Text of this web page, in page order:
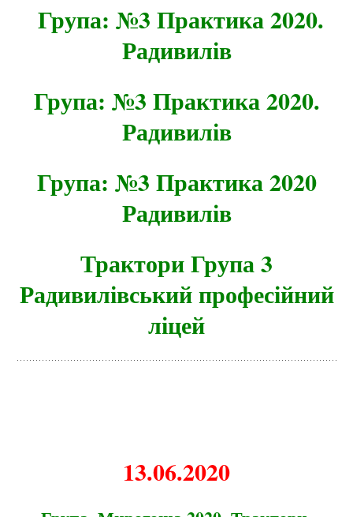
Група: №3 Практика 2020.
Радивилів
Група: №3 Практика 2020.
Радивилів
Група: №3 Практика 2020
Радивилів
Трактори Група 3
Радивилівський професійний
ліцей
13.06.2020